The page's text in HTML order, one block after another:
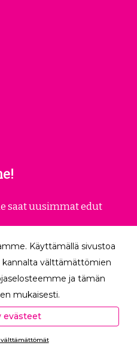
saat uusimmat edut
Käyttämällä sivustoa
välttämättömien
ja tämän
mukaisesti.
markkinointievästeet
käyttöä (Analytiikka ja
evästeet